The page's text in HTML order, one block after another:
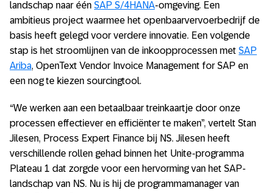
landschap naar één SAP S/4HANA-omgeving. Een
ambitieus project waarmee het openbaarvervoerbedrijf de
basis heeft gelegd voor verdere innovatie. Een volgende
stap is het stroomlijnen van de inkoopprocessen met SAP
Ariba, OpenText Vendor Invoice Management for SAP en
een nog te kiezen sourcingtool.
“We werken aan een betaalbaar treinkaartje door onze
processen effectiever en efficiënter te maken”, vertelt Stan
Jilesen, Process Expert Finance bij NS. Jilesen heeft
verschillende rollen gehad binnen het Unite-programma
Plateau 1 dat zorgde voor een hervorming van het SAP-
landschap van NS. Nu is hij de programmamanager van